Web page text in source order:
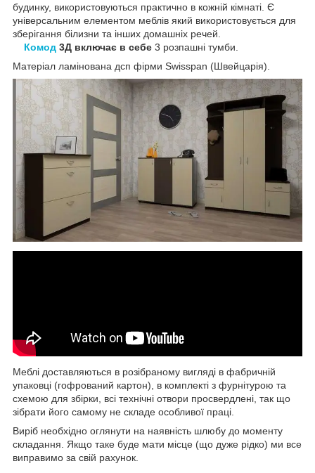
будинку, використовуються практично в кожній кімнаті. Є
універсальним елементом меблів який використовується для
зберігання білизни та інших домашніх речей.
Комод 3Д включає в себе 3 розпашні тумби.
Матеріал ламінована дсп фірми Swisspan (Швейцарія).
Меблі доставляються в розібраному вигляді в фабричній
упаковці (гофрований картон), в комплекті з фурнітурою та
схемою для збірки, всі технічні отвори просвердлені, так що
зібрати його самому не складе особливої праці.
Виріб необхідно оглянути на наявність шлюбу до моменту
складання. Якщо таке буде мати місце (що дуже рідко) ми все
виправимо за свій рахунок.